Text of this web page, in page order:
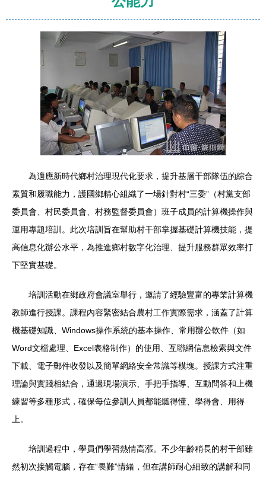
為適應新時代鄉村治理現代化要求，提升基層干部隊伍的綜合
素質和履職能力，護國鄉精心組織了一場針對村“三委”（村黨支部
委員會、村民委員會、村務監督委員會）班子成員的計算機操作與
運用專題培訓。此次培訓旨在幫助村干部掌握基礎計算機技能，提
高信息化辦公水平，為推進鄉村數字化治理、提升服務群眾效率打
下堅實基礎。
培訓活動在鄉政府會議室舉行，邀請了經驗豐富的專業計算機
教師進行授課。課程內容緊密結合農村工作實際需求，涵蓋了計算
機基礎知識、Windows操作系統的基本操作、常用辦公軟件（如
Word文檔處理、Excel表格制作）的使用、互聯網信息檢索與文件
下載、電子郵件收發以及簡單網絡安全常識等模塊。授課方式注重
理論與實踐相結合，通過現場演示、手把手指導、互動問答和上機
練習等多種形式，確保每位參訓人員都能聽得懂、學得會、用得
上。
培訓過程中，學員們學習熱情高漲。不少年齡稍長的村干部雖
然初次接觸電腦，存在“畏難”情緒，但在講師耐心細致的講解和同